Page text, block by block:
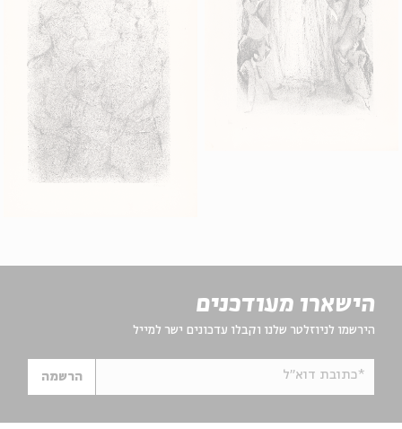
הישארו מעודכנים
הירשמו לניוזלטר שלנו וקבלו עדכונים ישר למייל
*כתובת דוא"ל הרשמה